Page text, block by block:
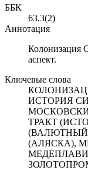
ББК
63.3(2)
Аннотация
Колонизация
аспект.
Ключевые слова
ИСТОРИЯ
ТРАКТ
(ВАЛЮТНЫЙ
(АЛЯСКА),